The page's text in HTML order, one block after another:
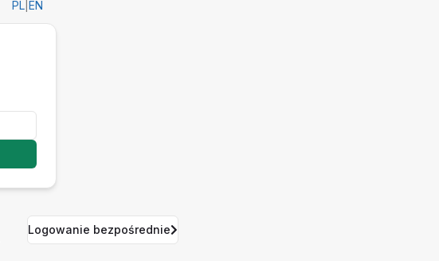
PL EN
Logowanie bezpośrednie